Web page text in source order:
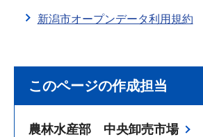
新潟市オープンデータ利用規約
このページの作成担当
農林水産部 中央卸売市場